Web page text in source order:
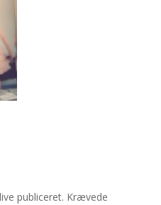
publiceret. Krævede